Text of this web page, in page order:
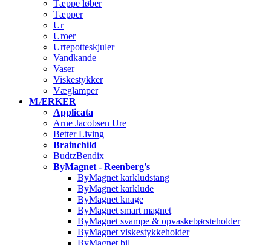
Tæppe løber
Tæpper
Ur
Uroer
Urtepotteskjuler
Vandkande
Vaser
Viskestykker
Væglamper
MÆRKER
Applicata
Arne Jacobsen Ure
Better Living
Brainchild
BudtzBendix
ByMagnet - Reenberg's
ByMagnet karkludstang
ByMagnet karklude
ByMagnet knage
ByMagnet smart magnet
ByMagnet svampe & opvaskebørsteholder
ByMagnet viskestykkeholder
ByMagnet bil